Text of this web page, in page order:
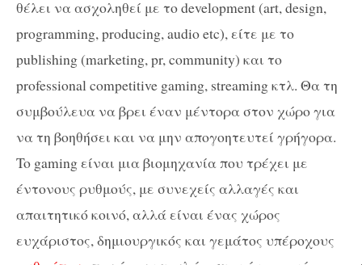
θέλει να ασχοληθεί με το development (art, design,
programming, producing, audio etc), είτε με το
publishing (marketing, pr, community) και το
professional competitive gaming, streaming κτλ. Θα τη
συμβούλευα να βρει έναν μέντορα στον χώρο για
να τη βοηθήσει και να μην απογοητευτεί γρήγορα.
To gaming είναι μια βιομηχανία που τρέχει με
έντονους ρυθμούς, με συνεχείς αλλαγές και
απαιτητικό κοινό, αλλά είναι ένας χώρος
ευχάριστος, δημιουργικός και γεμάτος υπέροχους